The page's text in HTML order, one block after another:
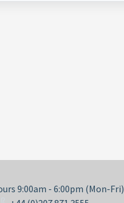
9:00am - 6:00pm (Mon-Fri)